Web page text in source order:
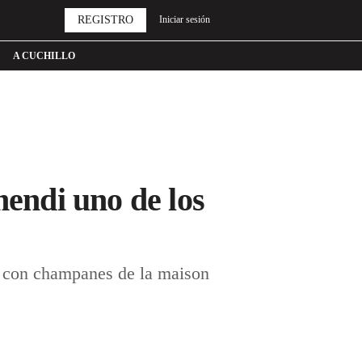
A CUCHILLO
REGISTRO Iniciar sesión
uno de los
champanes de la maison